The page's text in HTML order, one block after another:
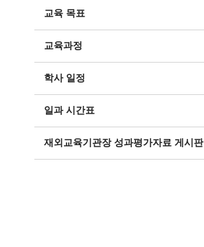
교육 목표
교육과정
학사 일정
일과 시간표
재외교육기관장 성과평가자료 게시판